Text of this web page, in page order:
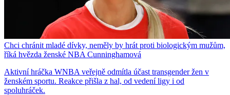
Chci chránit mladé dívky, neměly by hrát proti biologickým mužům,
říká hvězda ženské NBA Cunninghamová
Aktivní hráčka WNBA veřejně odmítla účast transgender žen v
ženském sportu. Reakce přišla z hal, od vedení ligy i od
spoluhráček.